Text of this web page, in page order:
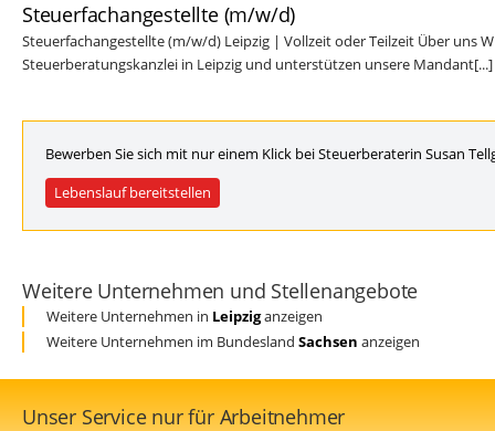
Steuerfachangestellte (m/w/d)
Steuerfachangestellte (m/w/d) Leipzig | Vollzeit oder Teilzeit Über uns
Steuerberatungskanzlei in Leipzig und unterstützen unsere Mandant[...]
Bewerben Sie sich mit nur einem Klick bei Steuerberaterin Susan
Lebenslauf bereitstellen
Weitere Unternehmen und Stellenangebote
Weitere Unternehmen in Leipziganzeigen
Weitere Unternehmen im Bundesland Sachsen anzeigen
Unser Service nur für Arbeitnehmer